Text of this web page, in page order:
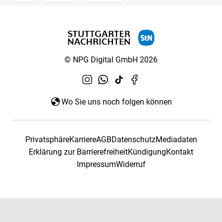
© NPG Digital GmbH 2026
Wo Sie uns noch folgen können
PrivatsphäreKarriereAGBDatenschutzMediadaten
Erklärung zur BarrierefreiheitKündigungKontakt
ImpressumWiderruf